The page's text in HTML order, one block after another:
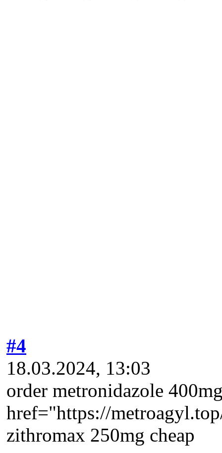
#4
18.03.2024, 13:03
order metronidazole
href="https://
zithromax 250mg cheap